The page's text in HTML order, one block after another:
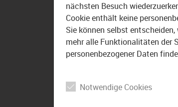
nächsten Besuch
Cookie enthält keine
Sie können selbst
mehr alle Funktionalitäten der
personenbezogener Daten
Notwendige Cookies